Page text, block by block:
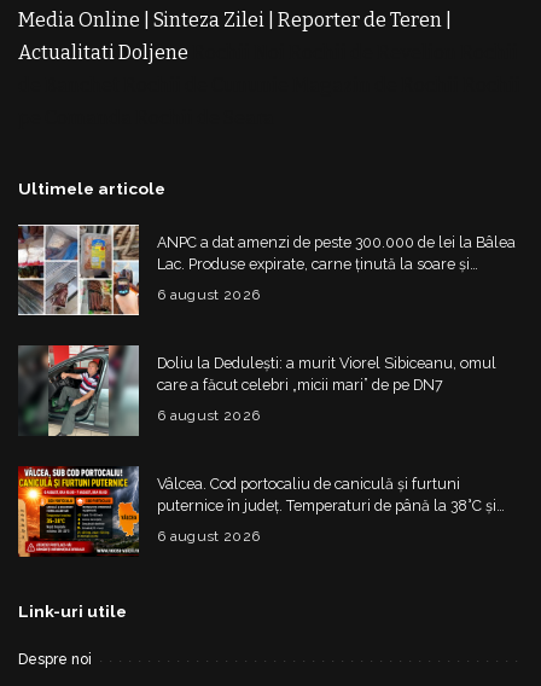
Media Online
Sinteza Zilei Reporter de Teren
Actualitati Doljene
Ultimele articole
ANPC a dat amenzi de peste 300.000 de lei la Bâlea
Lac. Produse expirate, carne ținută la soare și
nereguli grave
6 august 2026
Doliu la Dedulești: a murit Viorel Sibiceanu, omul
care a făcut celebri „micii mari” de pe DN7
6 august 2026
Vâlcea. Cod portocaliu de caniculă și furtuni
puternice în județ. Temperaturi de până la 38°C și
risc de vijelii
6 august 2026
Link-uri utile
Despre noi